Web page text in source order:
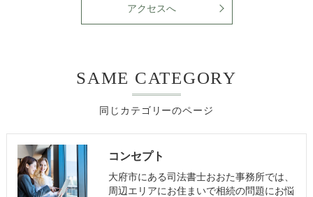
アクセスへ
同じカテゴリーのページ
SAME CATEGORY
コンセプト
大府市にある司法書士おおた事務所では、
周辺エリアにお住まいで相続の問題にお悩